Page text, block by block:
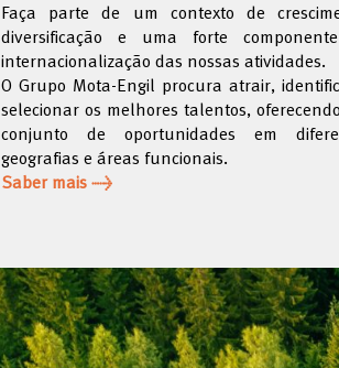
Faça parte de um contexto de
diversificação e uma forte
internacionalização das nossas atividades.
O Grupo Mota-Engil procura atrair,
selecionar os melhores talentos,
conjunto de oportunidades em
geografias e áreas funcionais.
Saber mais →